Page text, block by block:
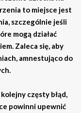
to miejsce jest
szczególnie jeśli
mogą działać
Zaleca się, aby
amnestująco do
częsty błąd,
powinni upewnić